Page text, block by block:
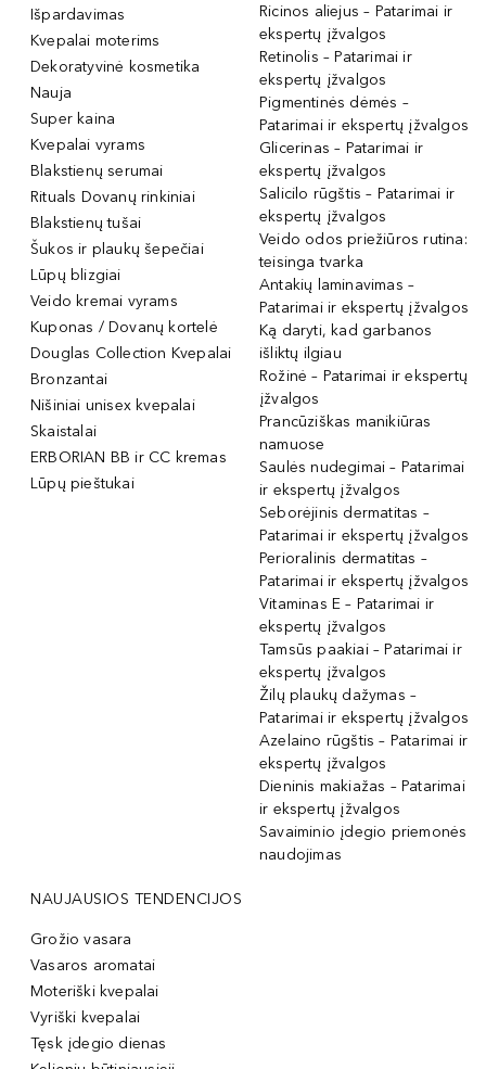
Išpardavimas
Kvepalai moterims
Dekoratyvinė kosmetika
Nauja
Super kaina
Kvepalai vyrams
Blakstienų serumai
Rituals Dovanų rinkiniai
Blakstienų tušai
Šukos ir plaukų šepečiai
Lūpų blizgiai
Veido kremai vyrams
Kuponas / Dovanų kortelė
Douglas Collection Kvepalai
Bronzantai
Nišiniai unisex kvepalai
Skaistalai
ERBORIAN BB ir CC kremas
Lūpų pieštukai
Ricinos aliejus – Patarimai ir
ekspertų įžvalgos
Retinolis – Patarimai ir
ekspertų įžvalgos
Pigmentinės dėmės –
Patarimai ir ekspertų įžvalgos
Glicerinas – Patarimai ir
ekspertų įžvalgos
Salicilo rūgštis – Patarimai ir
ekspertų įžvalgos
Veido odos priežiūros rutina:
teisinga tvarka
Antakių laminavimas –
Patarimai ir ekspertų įžvalgos
Ką daryti, kad garbanos
išliktų ilgiau
Rožinė – Patarimai ir ekspertų
įžvalgos
Prancūziškas manikiūras
namuose
Saulės nudegimai – Patarimai
ir ekspertų įžvalgos
Seborėjinis dermatitas –
Patarimai ir ekspertų įžvalgos
Perioralinis dermatitas –
Patarimai ir ekspertų įžvalgos
Vitaminas E – Patarimai ir
ekspertų įžvalgos
Tamsūs paakiai – Patarimai ir
ekspertų įžvalgos
Žilų plaukų dažymas –
Patarimai ir ekspertų įžvalgos
Azelaino rūgštis – Patarimai ir
ekspertų įžvalgos
Dieninis makiažas – Patarimai
ir ekspertų įžvalgos
Savaiminio įdegio priemonės
naudojimas
NAUJAUSIOS TENDENCIJOS
Grožio vasara
Vasaros aromatai
Moteriški kvepalai
Vyriški kvepalai
Tęsk įdegio dienas